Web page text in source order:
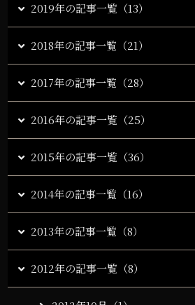
2019年の記事一覧（13）
2018年の記事一覧（21）
2017年の記事一覧（28）
2016年の記事一覧（25）
2015年の記事一覧（36）
2014年の記事一覧（16）
2013年の記事一覧（8）
2012年の記事一覧（8）